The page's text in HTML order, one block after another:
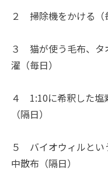
２ 掃除機をかける（
３ 猫が使う毛布、タ
濯（毎日）
４ 1:10に希釈した塩
（隔日）
５ バイオウィルとい
中散布（隔日）